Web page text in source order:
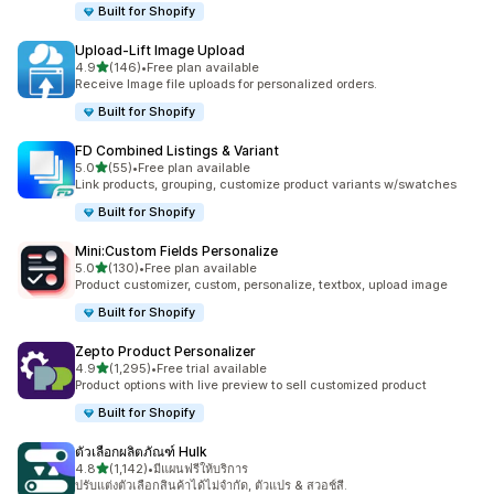
Built for Shopify
Upload‑Lift Image Upload
4.9เต็ม 5 ดาว
(146)
ทั้งหมด 146 รีวิว
•Free plan available
Receive Image file uploads for personalized orders.
Built for Shopify
FD Combined Listings & Variant
5.0เต็ม 5 ดาว
(55)
ทั้งหมด 55 รีวิว
•Free plan available
Link products, grouping, customize product variants w/swatches
Built for Shopify
Mini:Custom Fields Personalize
5.0เต็ม 5 ดาว
(130)
ทั้งหมด 130 รีวิว
•Free plan available
Product customizer, custom, personalize, textbox, upload image
Built for Shopify
Zepto Product Personalizer
4.9เต็ม 5 ดาว
(1,295)
ทั้งหมด 1295 รีวิว
•Free trial available
Product options with live preview to sell customized product
Built for Shopify
ตัวเลือกผลิตภัณฑ์ Hulk
4.8เต็ม 5 ดาว
(1,142)
ทั้งหมด 1142 รีวิว
•มีแผนฟรีให้บริการ
ปรับแต่งตัวเลือกสินค้าได้ไม่จำกัด, ตัวแปร & สวอช์สี.